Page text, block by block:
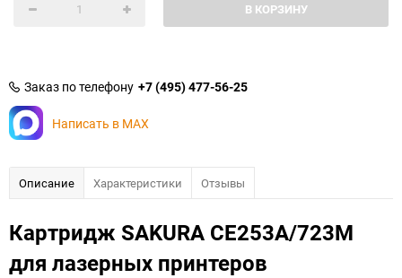
В КОРЗИНУ
Заказ по телефону +7 (495) 477-56-25
Написать в MAX
Описание Характеристики Отзывы
Картридж SAKURA CE253A/723M
для лазерных принтеров